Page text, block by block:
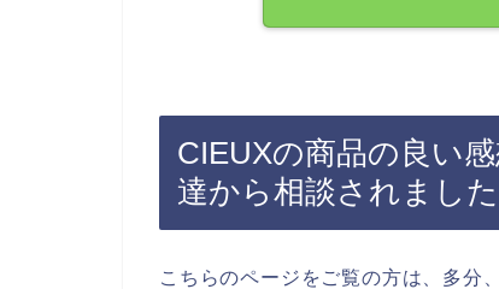
CIEUXの商品の良い
達から相談されました
こちらのページをご覧の方は、多分